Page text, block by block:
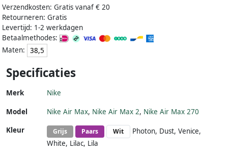
Verzendkosten: Gratis vanaf € 20
Retourneren: Gratis
Levertijd: 1-2 werkdagen
Betaalmethodes:
Maten:
38,5
Specificaties
Merk Nike
Model Nike Air Max, Nike Air Max 2, Nike Air Max 270
Kleur
Grijs Paars Wit
Photon, Dust, Venice,
White, Lilac, Lila